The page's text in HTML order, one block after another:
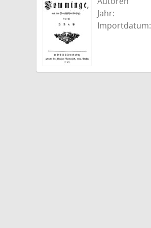
Jahr:
Importdatum: